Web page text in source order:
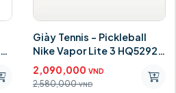
Giày Tennis - Pickleball
Nike Vapor Lite 3 HQ5292-
002
2,090,000 VND
2,580,000 VND